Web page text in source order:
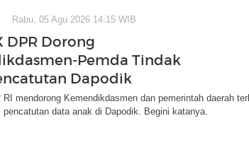
Rabu, 05 Agu 2026 14:15 WIB
DPR Dorong
Pemda Tindak
Dapodik
RI mendorong Kemendikdasmen dan pemerintah daerah
data anak di Dapodik. Begini katanya.